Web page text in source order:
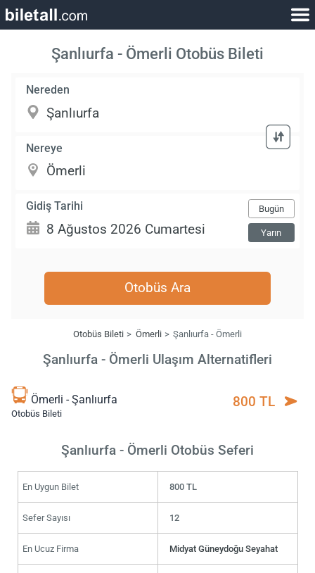
Şanlıurfa - Ömerli Otobüs Bileti
Nereden
Nereye
Gidiş Tarihi Bugün
Yarın
Otobüs Ara
Otobüs Bileti Ömerli Şanlıurfa - Ömerli
Şanlıurfa - Ömerli Ulaşım Alternatifleri
Ömerli - Şanlıurfa
Otobüs Bileti
800 TL
Şanlıurfa - Ömerli Otobüs Seferi
En Uygun Bilet 800 TL
Sefer Sayısı 12
En Ucuz Firma Midyat Güneydoğu Seyahat